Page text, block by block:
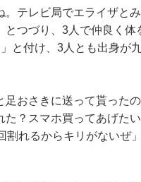
テレビ局でエライザとみ
つづり、3人で仲良く体
と付け、3人とも出身が
おさきに送って貰った
？スマホ買ってあげた
れるからキリがないぜ